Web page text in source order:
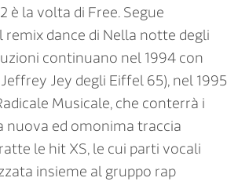
è la volta di Free. Segue
remix dance di Nella notte degli
continuano nel 1994 con
Jey degli Eiffel 65), nel 1995
Musicale, che conterrà i
nuova ed omonima traccia
le hit XS, le cui parti vocali
insieme al gruppo rap